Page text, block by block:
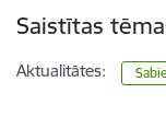
Saistītas
Aktualitātes: